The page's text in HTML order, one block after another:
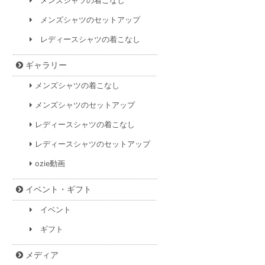
メンズシャツのセットアップ
レディースシャツの着こなし
ギャラリー
メンズシャツの着こなし
メンズシャツのセットアップ
レディースシャツの着こなし
レディースシャツのセットアップ
ozie動画
イベント・ギフト
イベント
ギフト
メディア